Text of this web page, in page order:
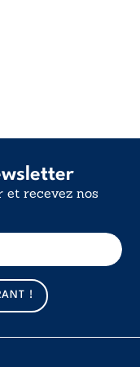
recevez nos
!